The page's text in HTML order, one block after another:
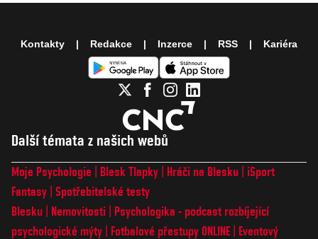
Další témata z našich webů
Moje Psychologie Blesk Tlapky Hráči na Blesku
iSport
Fantasy Spotřebitelské testy
Blesku
Nemovitosti
Psychologika - podcast rozbíjející
psychologické mýty
Fotbalové přestupy ONLINE
Eventový
Kontakty Redakce Inzerce RSS Kariéra